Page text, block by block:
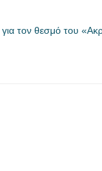
τον θεσμό του